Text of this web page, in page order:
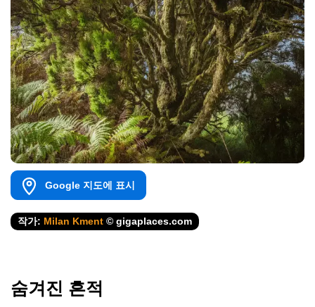
Google 지도에 표시
작가: Milan Kment © gigaplaces.com
숨겨진 흔적